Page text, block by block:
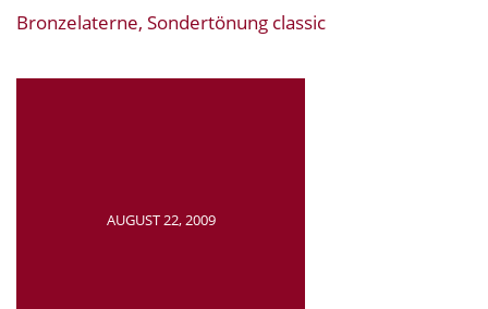
Bronzelaterne, Sondertönung classic
AUGUST 22, 2009